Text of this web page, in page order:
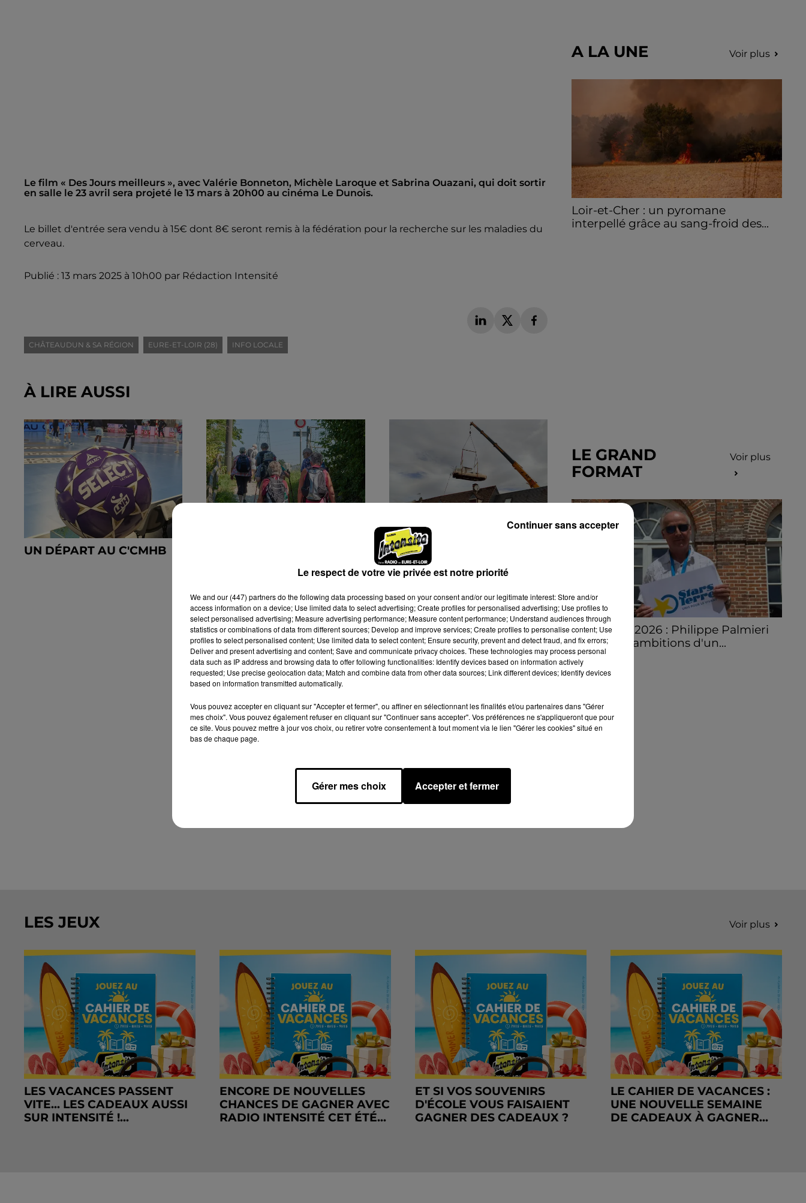
Le film « Des Jours meilleurs », avec Valérie Bonneton, Michèle Laroque et Sabrina Ouazani, qui doit sortir
en salle le 23 avril sera projeté le 13 mars à 20h00 au cinéma Le Dunois.
Le billet d'entrée sera vendu à 15€ dont 8€ seront remis à la fédération pour la recherche sur les maladies du
cerveau.
Publié : 13 mars 2025 à 10h00 par Rédaction Intensité
CHÂTEAUDUN & SA RÉGION EURE-ET-LOIR (28) INFO LOCALE
À LIRE AUSSI
UN DÉPART AU C'CMHB
🔊 UNE PÉNICHETTE
VOLANTE EN EURE-ET-
LOIR
A LA UNE Voir plus
Loir-et-Cher : un pyromane
interpellé grâce au sang-froid des...
LE GRAND
FORMAT
Voir plus
Stars'Terre 2026 : Philippe Palmieri
dévoile les ambitions d'un...
À quelques semaines de la première
édition de Stars'Terre, organisée du 18 au 20
LES JEUX Voir plus
LES VACANCES PASSENT
VITE... LES CADEAUX AUSSI
SUR INTENSITÉ !...
ENCORE DE NOUVELLES
CHANCES DE GAGNER AVEC
RADIO INTENSITÉ CET ÉTÉ...
ET SI VOS SOUVENIRS
D'ÉCOLE VOUS FAISAIENT
GAGNER DES CADEAUX ?
LE CAHIER DE VACANCES :
UNE NOUVELLE SEMAINE
DE CADEAUX À GAGNER...
Le respect de votre vie privée est notre priorité
We and our (447) partnersdo the following data processing based on your consent and/or our legitimate interest: Store and/or
access information on a device; Use limited data to select advertising; Create profiles for personalised advertising; Use profiles to
select personalised advertising; Measure advertising performance; Measure content performance; Understand audiences through
statistics or combinations of data from different sources; Develop and improve services; Create profiles to personalise content; Use
profiles to select personalised content; Use limited data to select content; Ensure security, prevent and detect fraud, and fix errors;
Deliver and present advertising and content; Save and communicate privacy choices. These technologies may process personal
data such as IP address and browsing data to offer following functionalities: Identify devices based on information actively
requested; Use precise geolocation data; Match and combine data from other data sources; Link different devices; Identify devices
based on information transmitted automatically.
Vous pouvez accepter en cliquant sur "Accepter et fermer", ou affiner en sélectionnant les finalités et/ou partenaires dans "Gérer
mes choix". Vous pouvez également refuser en cliquant sur "Continuer sans accepter". Vos préférences ne s'appliqueront que pour
ce site. Vous pouvez mettre à jour vos choix, ou retirer votre consentement à tout moment via le lien "Gérer les cookies" situé en
bas de chaque page.
Gérer mes choix Accepter et fermer
Continuer sans accepter